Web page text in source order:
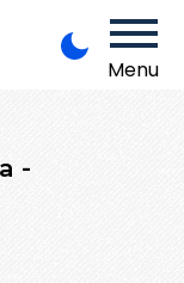
Menu
-